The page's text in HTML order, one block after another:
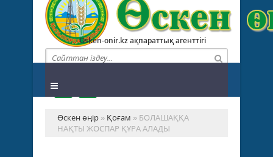
Osken-onir.kz ақпараттық агенттігі
Өскен өңір » Қоғам » БОЛАШАҚҚА
НАҚТЫ ЖОСПАР ҚҰРА АЛАДЫ